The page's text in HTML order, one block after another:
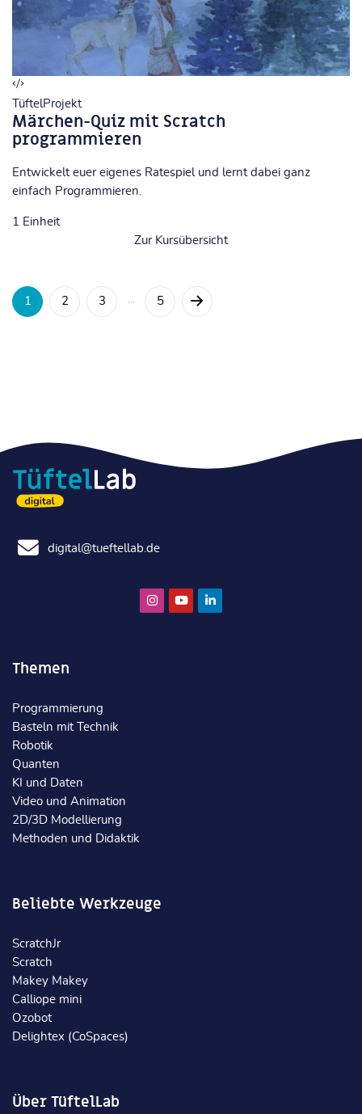
TüftelProjekt
Märchen-Quiz mit Scratch
programmieren
Entwickelt euer eigenes Ratespiel und lernt dabei ganz
einfach Programmieren.
1
Einheit
Zur Kursübersicht
1 2 3 ··· 5
digital@tueftellab.de
Themen
Programmierung
Basteln mit Technik
Robotik
Quanten
KI und Daten
Video und Animation
2D/3D Modellierung
Methoden und Didaktik
Beliebte Werkzeuge
ScratchJr
Scratch
Makey Makey
Calliope mini
Ozobot
Delightex (CoSpaces)
Über TüftelLab